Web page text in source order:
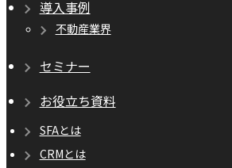
導入事例
不動産業界
セミナー
お役立ち資料
SFAとは
CRMとは